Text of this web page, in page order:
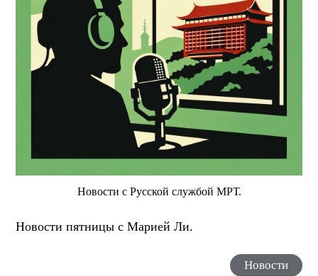
Новости с Русской службой МРТ.
Новости пятницы с Марией Ли.
Новости